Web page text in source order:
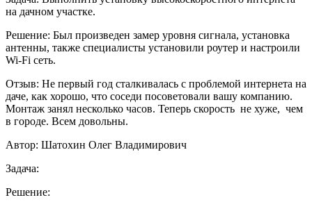
на дачном участке.
Решение: Был произведен замер уровня сигнала, установка
антенны, также специалисты установили роутер и настроили
Wi-Fi сеть.
Отзыв: Не первый год сталкивалась с проблемой интернета на
даче, как хорошо, что соседи посоветовали вашу компанию.
Монтаж занял несколько часов. Теперь скорость не хуже, чем
в городе. Всем довольны.
Автор: Шатохин Олег Владимирович
Задача:
Решение: